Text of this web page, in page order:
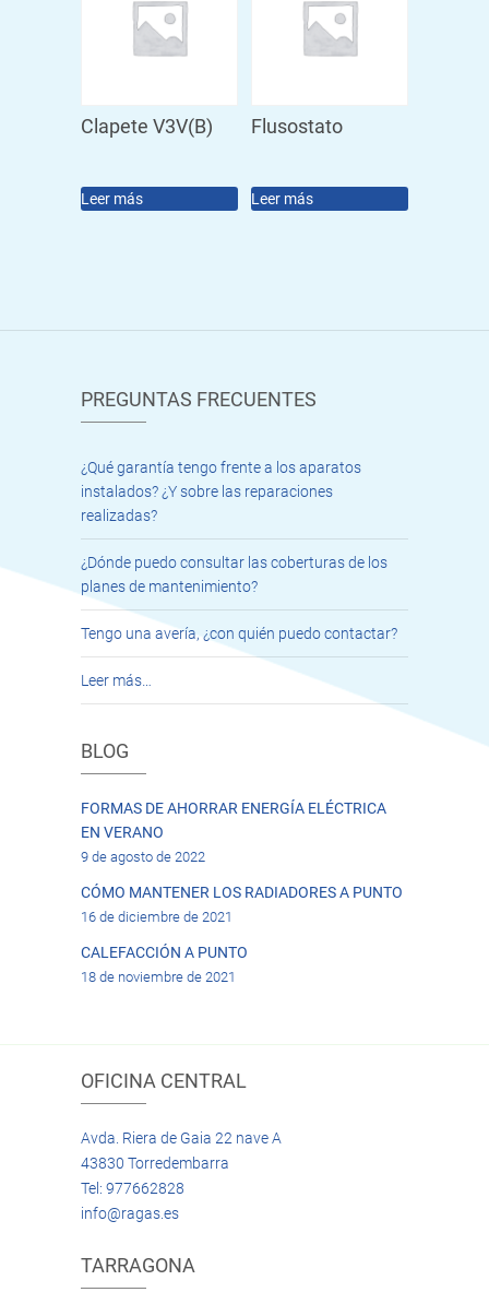
Clapete V3V(B)
Leer más
Flusostato
Leer más
PREGUNTAS FRECUENTES
¿Qué garantía tengo frente a los aparatos
instalados? ¿Y sobre las reparaciones
realizadas?
¿Dónde puedo consultar las coberturas de los
planes de mantenimiento?
Tengo una avería, ¿con quién puedo contactar?
Leer más…
BLOG
FORMAS DE AHORRAR ENERGÍA ELÉCTRICA
EN VERANO
9 de agosto de 2022
CÓMO MANTENER LOS RADIADORES A PUNTO
16 de diciembre de 2021
CALEFACCIÓN A PUNTO
18 de noviembre de 2021
OFICINA CENTRAL
Avda. Riera de Gaia 22 nave A
43830 Torredembarra
Tel: 977662828
info@ragas.es
TARRAGONA